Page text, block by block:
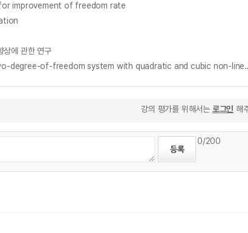
for improvement of freedom rate
에 관한 연구
2차와 3차의 비선형항을 갖는 2-자유도계의 Subharmonic,
강의 평가를 위해서는 로그인 해
0/200